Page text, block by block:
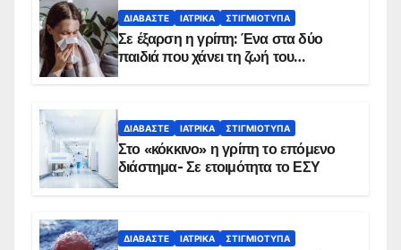
ΔΙΑΒΆΣΤΕ ΙΑΤΡΙΚΆ ΣΤΙΓΜΙΌΤΥΠΑ
Σε έξαρση η γρίπη: Ένα στα δύο
παιδιά που χάνει τη ζωή του
ΔΙΑΒΆΣΤΕ ΙΑΤΡΙΚΆ ΣΤΙΓΜΙΌΤΥΠΑ
Στο «κόκκινο» η γρίπη το επόμενο
διάστημα- Σε ετοιμότητα το ΕΣΥ
ΔΙΑΒΆΣΤΕ ΙΑΤΡΙΚΆ ΣΤΙΓΜΙΌΤΥΠΑ